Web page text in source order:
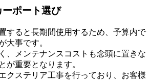
ポート選び
すると長期間使用するため、予算内で
大事です。
、メンテナンスコストも念頭に置きな
が重要となります。
クステリア工事を行っており、お客様